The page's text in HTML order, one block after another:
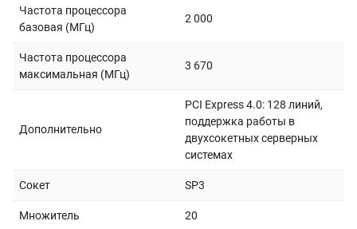
Частота процессора
базовая (МГц)
2 000
Частота процессора
максимальная (МГц)
3 670
Дополнительно
PCI Express 4.0: 128 линий,
поддержка работы в
двухсокетных серверных
системах
Сокет SP3
Множитель 20